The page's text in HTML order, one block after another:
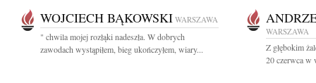
WOJCIECH BĄKOWSKI WARSZAWA
" chwila mojej rozłąki nadeszła. W dobrych
zawodach wystąpiłem, bieg ukończyłem, wiary...
WARSZAWA
Z głębokim
20 czerwca w